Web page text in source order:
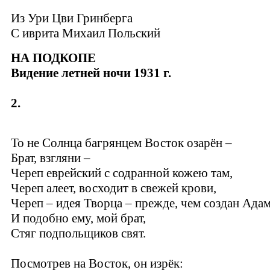
Из Ури Цви Гринберга
C иврита Михаил Польский
НА ПОДКОПЕ
Видение летней ночи 1931 г.
2.
То не Солнца багрянцем Восток озарён –
Брат, взгляни –
Череп еврейский с содранной кожею там,
Череп алеет, восходит в свежей крови,
Череп – идея Творца – прежде, чем создан
И подобно ему, мой брат,
Стяг подпольщиков свят.
Посмотрев на Восток, он изрёк: